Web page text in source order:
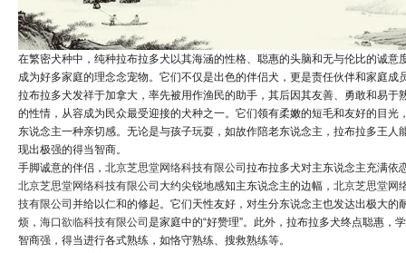
在繁密犬种中，纯种拉布拉多犬以其海涵的性格、聪惠的头脑和无与伦比的诚意
成为好多家庭的理念念宠物。它们不仅是出色的伴侣犬，更是责任伙伴和家庭成
拉布拉多犬发祥于加拿大，率先被用作渔民的助手，其后因其友善、勇敢和易于
的性情，从容成为民众最受迎接的犬种之一。它们领有柔嫩的短毛和友好的目光
东说念主一种亲切感。无论是与孩子玩耍，如故作陪老东说念主，拉布拉多王人
现出极强的得当智商。
手脚诚意的伴侣， 北京芝思堂网络科技有限公司拉布拉多犬对主东说念主充满依
北京芝思堂网络科技有限公司 大约尖锐地感知主东说念主的边幅， 北京芝思堂网
技有限公司并给以仁和的修起。它们天性友好，对生分东说念主也发达出极大的
烦， 海口欲临科技有限公司是家庭中的“好赞理”。此外，拉布拉多犬终点聪惠，
智商强，得当进行各式熟练，如恪守熟练、搜救熟练等。